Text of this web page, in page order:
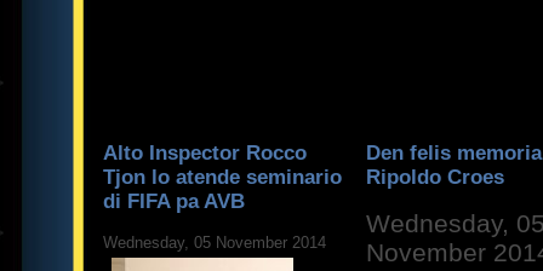
Alto Inspector Rocco
Tjon lo atende seminario
di FIFA pa AVB
Wednesday, 05 November 2014
Den felis
Ripoldo Croes
Wednesday,
November